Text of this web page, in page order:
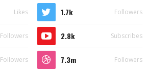
Likes 1.7k Followers
Followers 2.8k Subscribes
Followers 7.3m Followers